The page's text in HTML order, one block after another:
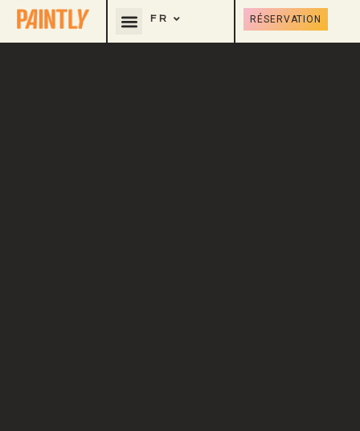
FR
EN RÉSERVATION